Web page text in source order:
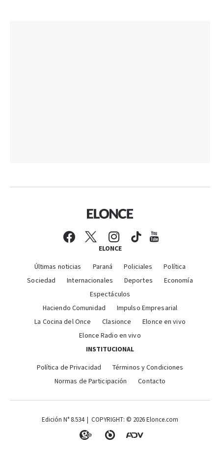
ELONCE
Últimas noticias Paraná Policiales
Política
Sociedad
Internacionales Deportes
Economía
Espectáculos
Haciendo Comunidad
Impulso Empresarial
La Cocina del Once
Clasionce
Elonce en vivo
Elonce Radio en vivo
INSTITUCIONAL
Política de Privacidad
Términos y Condiciones
Normas de Participación
Contacto
Edición N° 8.534 | COPYRIGHT: © 2026 Elonce.com